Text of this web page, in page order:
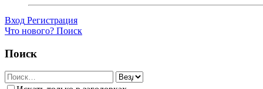
Вход Регистрация
Что нового? Поиск
Поиск